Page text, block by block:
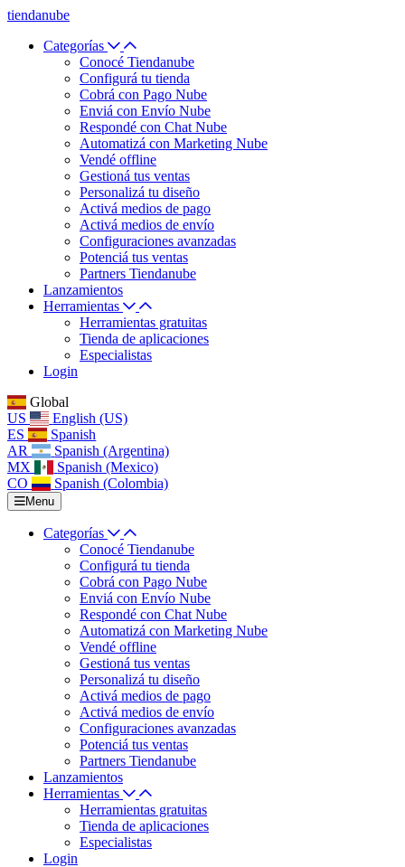
tiendanube
Categorías
Conocé Tiendanube
Configurá tu tienda
Cobrá con Pago Nube
Enviá con Envío Nube
Respondé con Chat Nube
Automatizá con Marketing Nube
Vendé offline
Gestioná tus ventas
Personalizá tu diseño
Activá medios de pago
Activá medios de envío
Configuraciones avanzadas
Potenciá tus ventas
Partners Tiendanube
Lanzamientos
Herramientas
Herramientas gratuitas
Tienda de aplicaciones
Especialistas
Login
Global
US
English (US)
ES
Spanish
AR
Spanish (Argentina)
MX
Spanish (Mexico)
CO
Spanish (Colombia)
Menu
Categorías
Conocé Tiendanube
Configurá tu tienda
Cobrá con Pago Nube
Enviá con Envío Nube
Respondé con Chat Nube
Automatizá con Marketing Nube
Vendé offline
Gestioná tus ventas
Personalizá tu diseño
Activá medios de pago
Activá medios de envío
Configuraciones avanzadas
Potenciá tus ventas
Partners Tiendanube
Lanzamientos
Herramientas
Herramientas gratuitas
Tienda de aplicaciones
Especialistas
Login